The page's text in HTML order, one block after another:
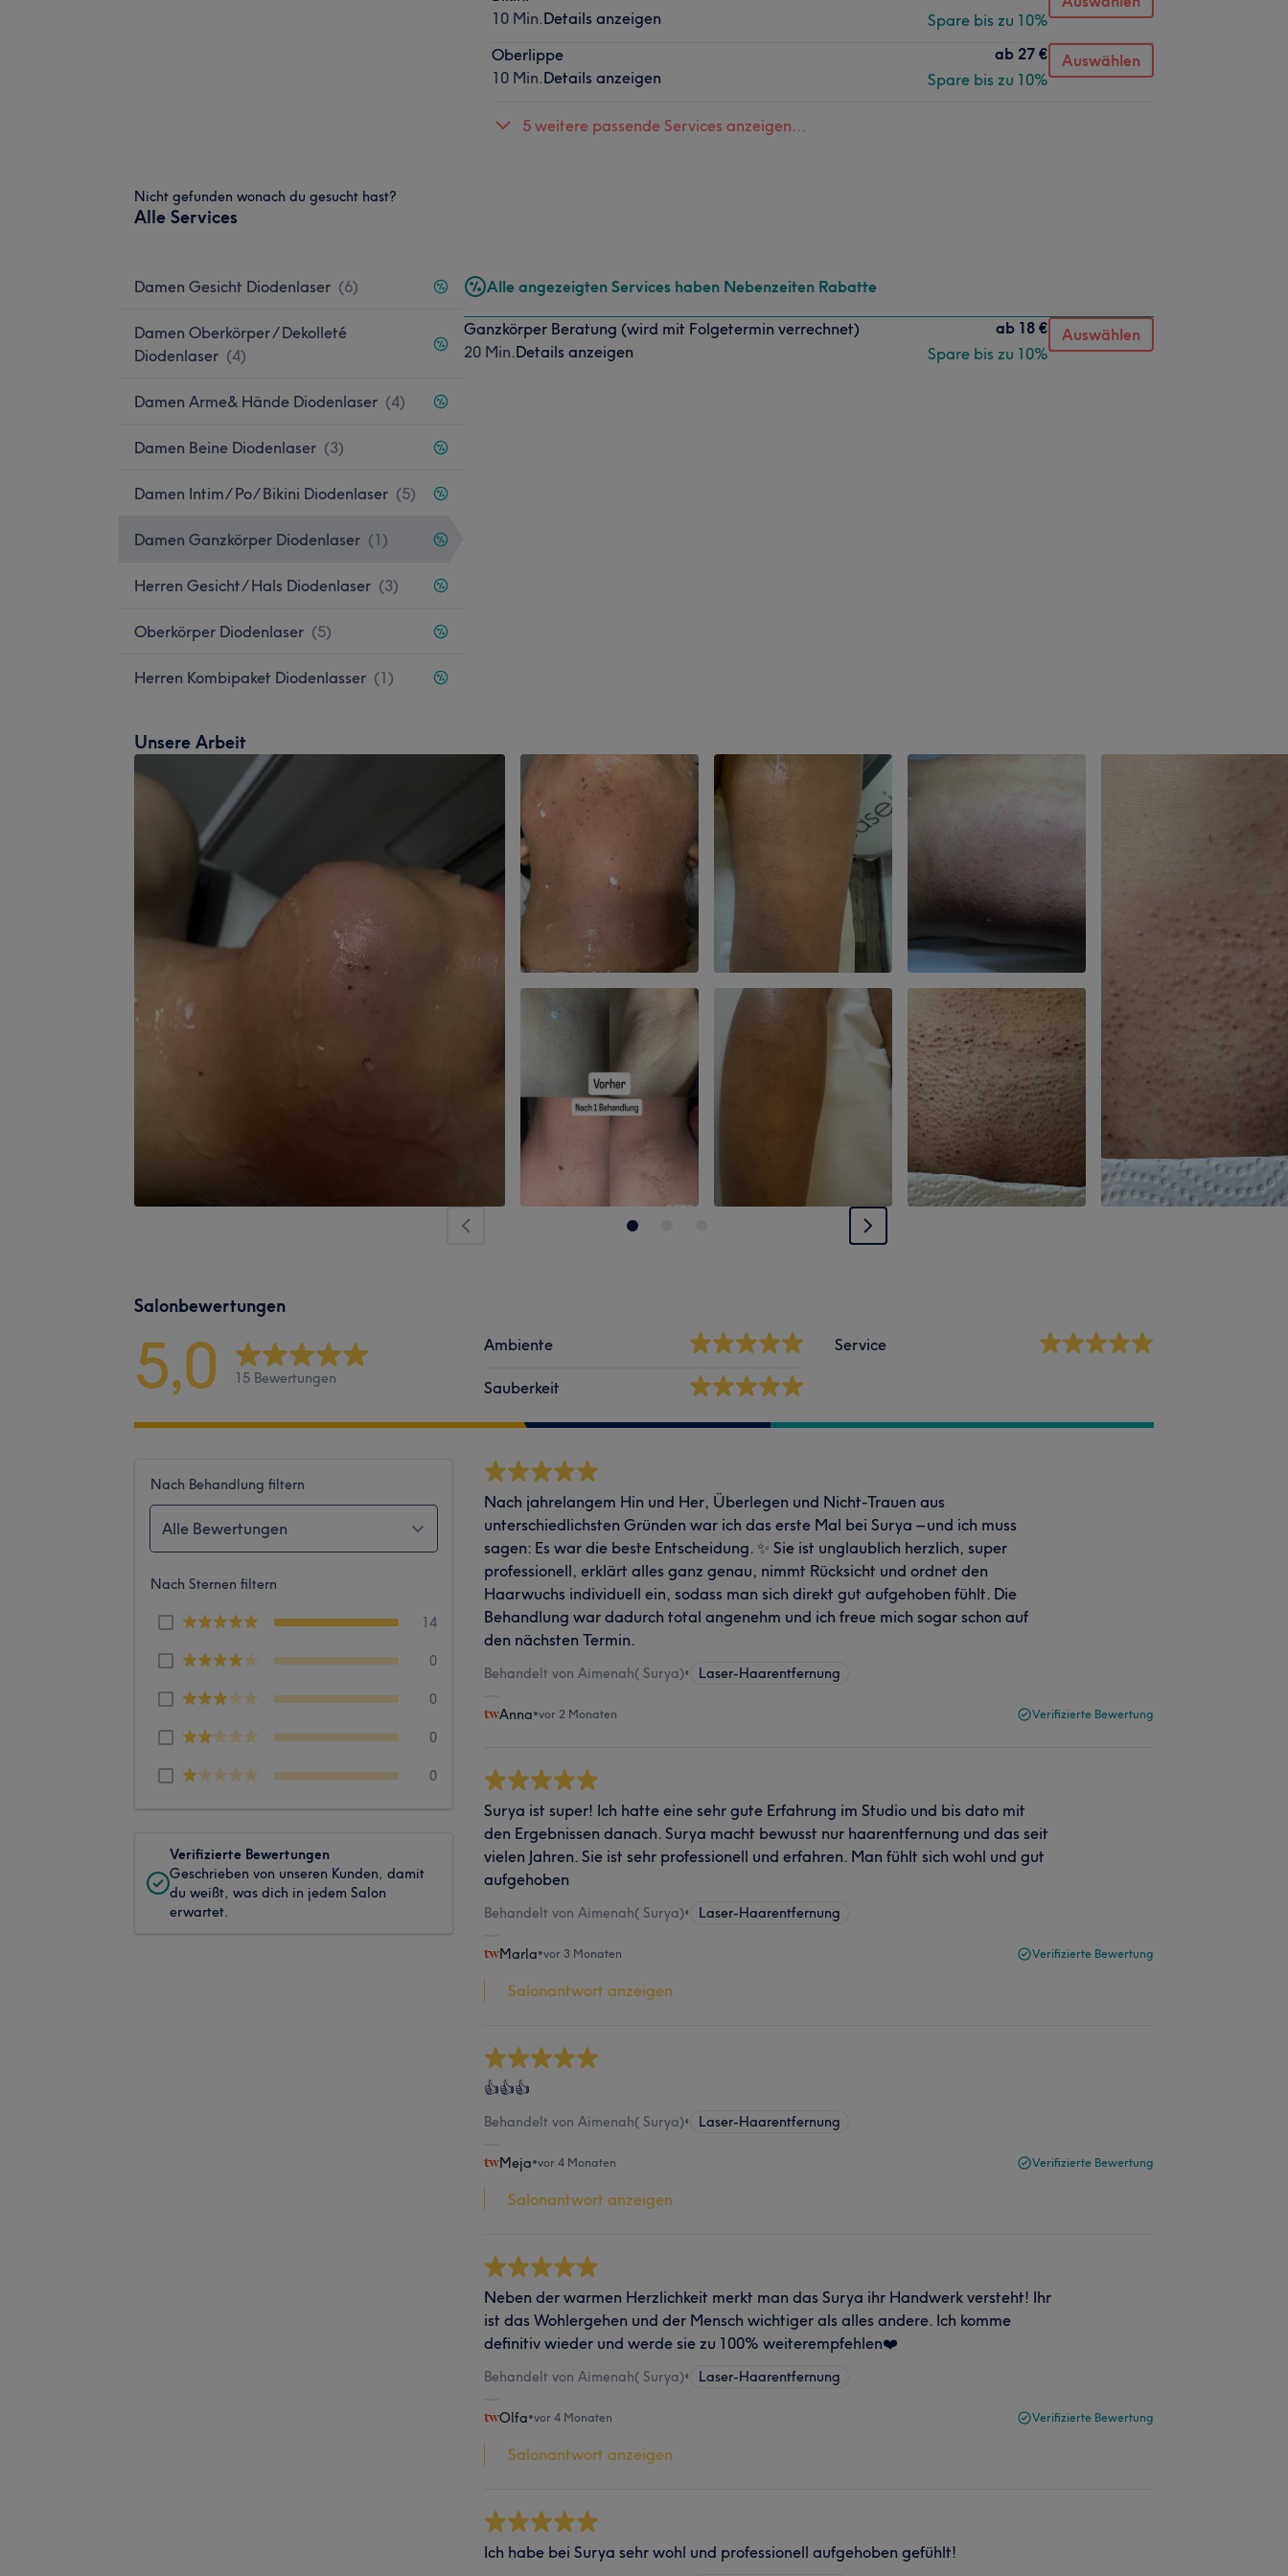
10 Min.Details anzeigen
Spare bis zu 10%
Oberlippe
10 Min.Details anzeigen
ab 27 €
Spare bis zu 10%
Auswählen
5 weitere passende Services anzeigen...
Nicht gefunden wonach du gesucht hast?
Alle Services
Damen Gesicht Diodenlaser (6)
Damen Oberkörper / Dekolleté
Diodenlaser (4)
Damen Arme& Hände Diodenlaser (4)
Damen Beine Diodenlaser (3)
Damen Intim/ Po/ Bikini Diodenlaser (5)
Damen Ganzkörper Diodenlaser (1 )
Herren Gesicht/ Hals Diodenlaser (3)
Oberkörper Diodenlaser (5)
Herren Kombipaket Diodenlasser (1)
Alle angezeigten Services haben Nebenzeiten Rabatte
Ganzkörper Beratung (wird mit Folgetermin verrechnet)
20 Min.Details anzeigen
ab 18 €
Spare bis zu 10%
Auswählen
Unsere Arbeit
Salonbewertungen
5,0 15 Bewertungen
Ambiente
Sauberkeit
Service
Nach Behandlung filtern
Alle Bewertungen
Nach Sternen filtern
14
0
0
0
0
Verifizierte Bewertungen
Geschrieben von unseren Kunden, damit
du weißt, was dich in jedem Salon
erwartet.
Nach jahrelangem Hin und Her, Überlegen und Nicht-Trauen aus
unterschiedlichsten Gründen war ich das erste Mal bei Surya – und ich muss
sagen: Es war die beste Entscheidung. ✨ Sie ist unglaublich herzlich, super
professionell, erklärt alles ganz genau, nimmt Rücksicht und ordnet den
Haarwuchs individuell ein, sodass man sich direkt gut aufgehoben fühlt. Die
Behandlung war dadurch total angenehm und ich freue mich sogar schon auf
den nächsten Termin.
Behandelt von Aimenah( Surya)• Laser-Haarentfernung
Anna•vor 2 Monaten Verifizierte Bewertung
Surya ist super! Ich hatte eine sehr gute Erfahrung im Studio und bis dato mit
den Ergebnissen danach. Surya macht bewusst nur haarentfernung und das seit
vielen Jahren. Sie ist sehr professionell und erfahren. Man fühlt sich wohl und gut
aufgehoben
Behandelt von Aimenah( Surya)• Laser-Haarentfernung
Marla•vor 3 Monaten Verifizierte Bewertung
Salonantwort anzeigen
👍👍👍
Behandelt von Aimenah( Surya)• Laser-Haarentfernung
Meja•vor 4 Monaten Verifizierte Bewertung
Salonantwort anzeigen
Neben der warmen Herzlichkeit merkt man das Surya ihr Handwerk versteht! Ihr
ist das Wohlergehen und der Mensch wichtiger als alles andere. Ich komme
definitiv wieder und werde sie zu 100% weiterempfehlen❤️
Behandelt von Aimenah( Surya)• Laser-Haarentfernung
Olfa•vor 4 Monaten Verifizierte Bewertung
Salonantwort anzeigen
Ich habe bei Surya sehr wohl und professionell aufgehoben gefühlt!